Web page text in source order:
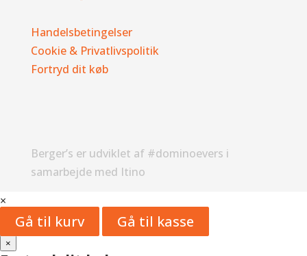
Handelsbetingelser
Cookie & Privatlivspolitik
Fortryd dit køb
Berger’s er udviklet af #dominoevers i
samarbejde med Itino
×
Gå til kurv Gå til kasse
×